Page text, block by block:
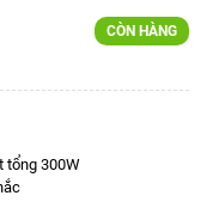
CÒN HÀNG
tổng 300W